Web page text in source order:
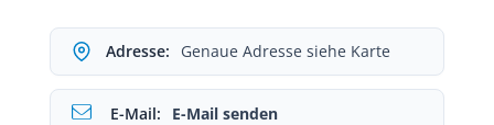
Adresse: Genaue Adresse siehe Karte
E-Mail: E-Mail senden